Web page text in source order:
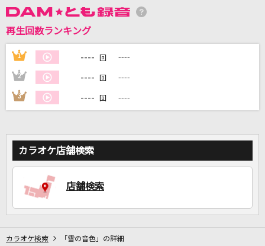
DAMに会員登録・ログインして
カラオケをもっと楽しもう！
再生回数ランキング
1 ---- 回 ----
2 ---- 回 ----
3 ---- 回 ----
カラオケ店舗検索
店舗検索
カラオケ検索 「雪の音色」の詳細